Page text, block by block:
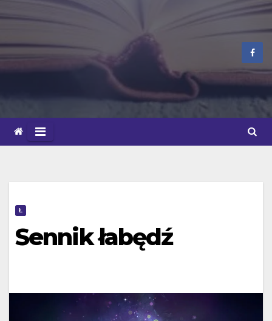
Ł
Sennik łabędź